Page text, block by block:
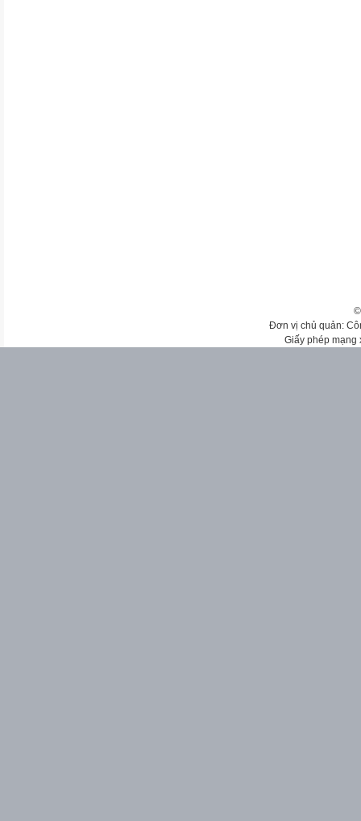
Đơn vị chủ quản:
Giấy phép mạng